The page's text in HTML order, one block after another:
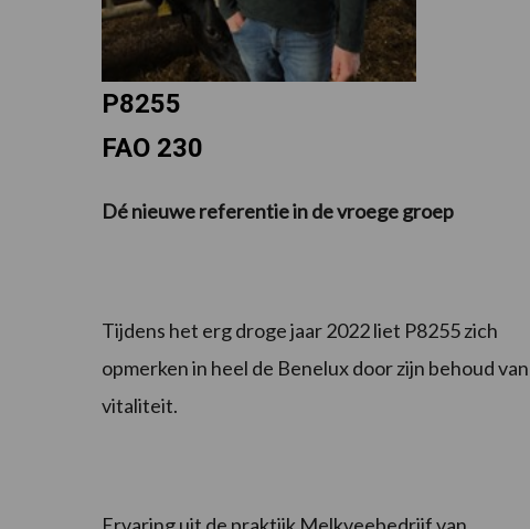
P8255
FAO 230
Dé nieuwe referentie in de vroege groep
Tijdens het erg droge jaar 2022 liet P8255 zich
opmerken in heel de Benelux door zijn behoud van
vitaliteit.